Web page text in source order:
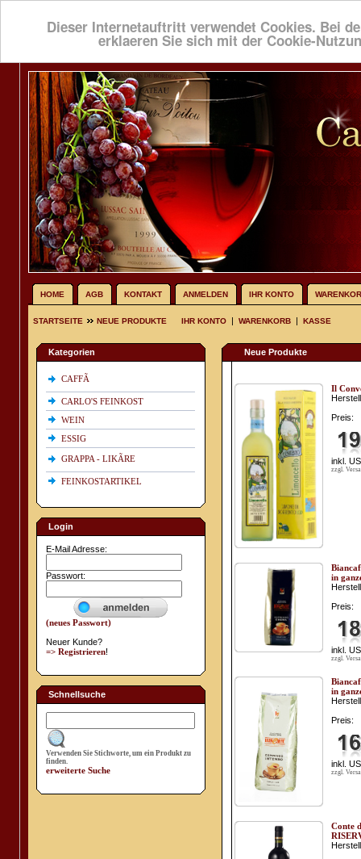
Dieser Internetauftritt verwendet Cookies. Bei
erklaeren Sie sich mit der Cookie-
HOME AGB KONTAKT ANMELDEN IHR KONTO
STARTSEITE NEUE PRODUKTE IHR KONTO | WARENKORB | KASSE
Kategorien
CAFFÃ
CARLO'S FEINKOST
WEIN
ESSIG
GRAPPA - LIKÃRE
FEINKOSTARTIKEL
Login
E-Mail Adresse:
Passwort:
(neues Passwort)
Neuer Kunde?
=> Registrieren!
Schnellsuche
Verwenden Sie Stichworte, um ein Produkt zu
finden.
erweiterte Suche
Neue Produkte
Il
Preis:
inkl.
zzgl.
in
Preis:
inkl.
zzgl.
in
Preis:
inkl.
zzgl.
Conte